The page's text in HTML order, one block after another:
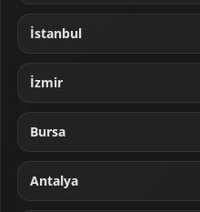
İstanbul
İzmir
Bursa
Antalya